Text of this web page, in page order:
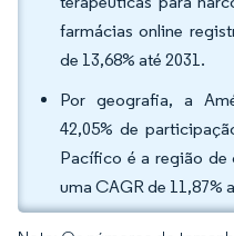
farmácias online
de 13,68% até 2031.
Por geografia, a
42,05% de
Pacífico é a região
uma CAGR de 11,87%